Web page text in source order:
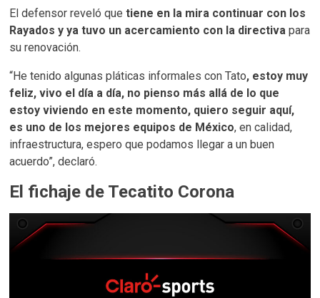
El defensor reveló que tiene en la mira continuar con los
Rayados y ya tuvo un acercamiento con la directivapara
su renovación.
“He tenido algunas pláticas informales con Tato, estoy muy
feliz, vivo el día a día, no pienso más allá de lo que
estoy viviendo en este momento, quiero seguir aquí,
es uno de los mejores equipos de México, en calidad,
infraestructura, espero que podamos llegar a un buen
acuerdo”, declaró.
El fichaje de Tecatito Corona